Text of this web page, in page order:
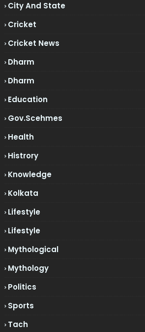
City And State
Cricket
Cricket News
Dharm
Dharm
Education
Gov.scehmes
Health
Histrory
Knowledge
Kolkata
Lifestyle
Lifestyle
Mythological
Mythology
Politics
Sports
Tach